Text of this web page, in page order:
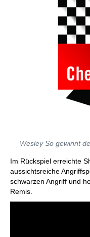
Wesley So gewinnt
Im Rückspiel erreichte
aussichtsreiche
schwarzen Angriff und
Remis.